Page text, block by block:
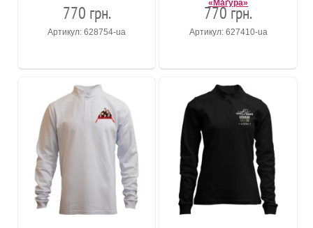
770 грн.
Артикул: 628754-ua
«Ма́ґура»
770 грн.
Артикул: 627410-ua